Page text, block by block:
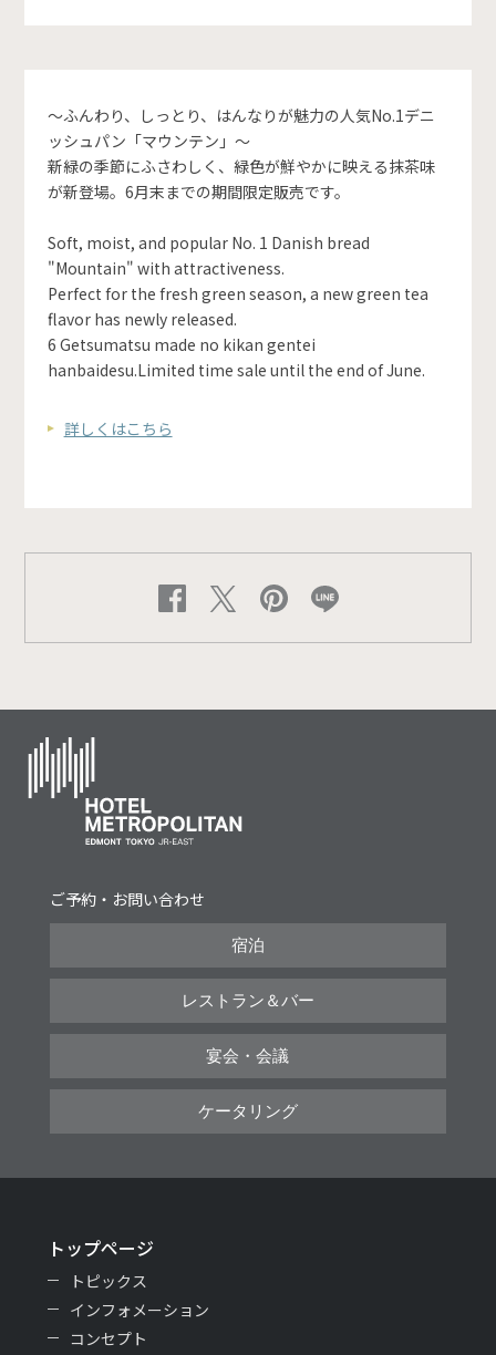
～ふんわり、しっとり、はんなりが魅力の人気No.1デニ
ッシュパン「マウンテン」～
新緑の季節にふさわしく、緑色が鮮やかに映える抹茶味
が新登場。6月末までの期間限定販売です。
Soft, moist, and popular No. 1 Danish bread
"Mountain" with attractiveness.
Perfect for the fresh green season, a new green tea
flavor has newly released.
6 Getsumatsu made no kikan gentei
hanbaidesu.Limited time sale until the end of June.
詳しくはこちら
ご予約・お問い合わせ
宿泊
レストラン＆バー
宴会・会議
ケータリング
トップページ
トピックス
インフォメーション
コンセプト